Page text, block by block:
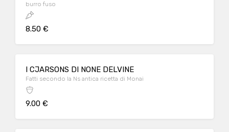
burro fuso
8.50 €
I CJARSONS DI NONE DELVINE
Fatti secondo la Ns antica ricetta di Monai
9.00 €